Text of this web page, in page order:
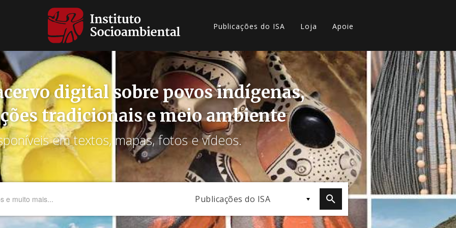
Publicações do ISA Loja Apoie
digital sobre povos indígenas,
tradicionais e meio ambiente
em textos, mapas, fotos e vídeos.
Publicações do ISA